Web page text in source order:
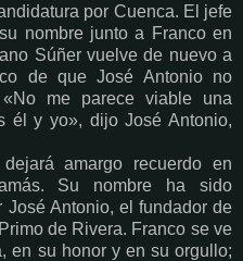
por Cuenca. El jefe
nombre junto a Franco en
Súñer vuelve de nuevo a
de que José Antonio no
me parece viable una
él y yo», dijo José Antonio,
amargo recuerdo en
Su nombre ha sido
José Antonio, el fundador de
de Rivera. Franco se ve
en su honor y en su orgullo;